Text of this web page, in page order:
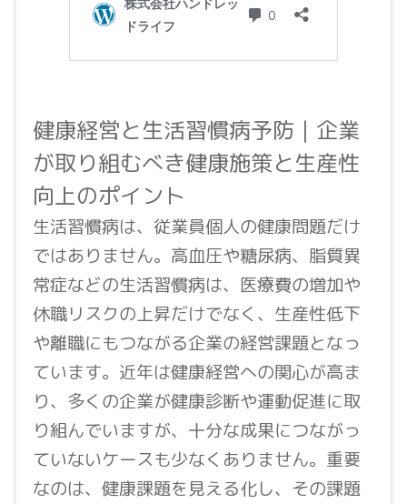
健康経営と生活習慣病予防｜企業
が取り組むべき健康施策と生産性
向上のポイント
生活習慣病は、従業員個人の健康問題だけ
ではありません。高血圧や糖尿病、脂質異
常症などの生活習慣病は、医療費の増加や
休職リスクの上昇だけでなく、生産性低下
や離職にもつながる企業の経営課題となっ
ています。近年は健康経営への関心が高ま
り、多くの企業が健康診断や運動促進に取
り組んでいますが、十分な成果につながっ
ていないケースも少なくありません。重要
なのは、健康課題を見える化し、その課題